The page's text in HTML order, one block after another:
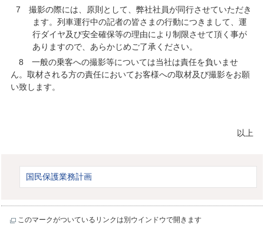
7 撮影の際には、原則として、弊社社員が同行させていただき
ます。列車運行中の記者の皆さまの行動につきまして、運
行ダイヤ及び安全確保等の理由により制限させて頂く事が
ありますので、あらかじめご了承ください。
8 一般の乗客への撮影等については当社は責任を負いませ
ん。取材される方の責任においてお客様への取材及び撮影をお願
い致します。
以上
国民保護業務計画
このマークがついているリンクは別ウインドウで開きます